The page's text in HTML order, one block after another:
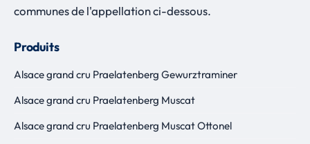
communes de l'appellation ci-dessous.
Produits
Alsace grand cru Praelatenberg Gewurztraminer
Alsace grand cru Praelatenberg Muscat
Alsace grand cru Praelatenberg Muscat Ottonel